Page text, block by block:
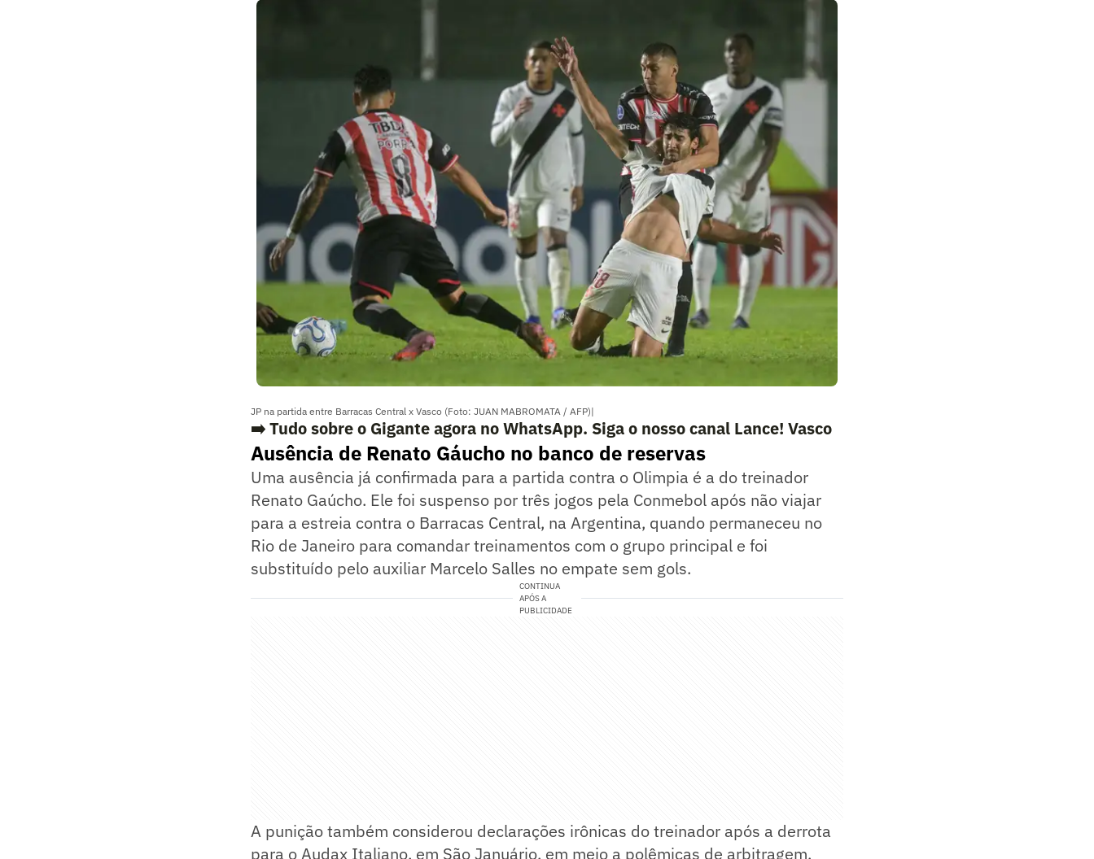
JP na partida entre Barracas Central x Vasco (Foto: JUAN MABROMATA / AFP)|
➡️ Tudo sobre o Gigante agora no WhatsApp. Siga o nosso canal Lance! Vasco
Ausência de Renato Gáucho no banco de reservas
Uma ausência já confirmada para a partida contra o Olimpia é a do treinador
Renato Gaúcho. Ele foi suspenso por três jogos pela Conmebol após não viajar
para a estreia contra o Barracas Central, na Argentina, quando permaneceu no
Rio de Janeiro para comandar treinamentos com o grupo principal e foi
substituído pelo auxiliar Marcelo Salles no empate sem gols.
CONTINUA
APÓS A
PUBLICIDADE
A punição também considerou declarações irônicas do treinador após a derrota
para o Audax Italiano, em São Januário, em meio a polêmicas de arbitragem.